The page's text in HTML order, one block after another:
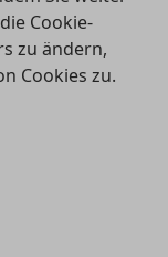
GmbH
Cookie-
zu ändern,
Cookies zu.